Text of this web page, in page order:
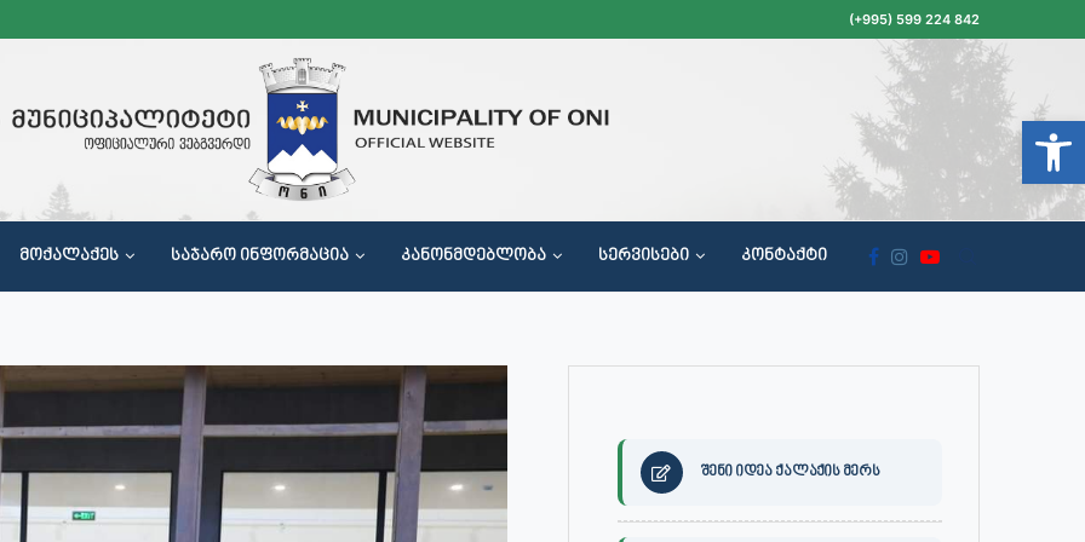
(+995) 599 224 842
ᲛᲝᲥᲐᲚᲐᲥᲔᲡ ᲡᲐᲯᲐᲠᲝ ᲘᲜᲤᲝᲠᲛᲐᲪᲘᲐ ᲙᲐᲜᲝᲜᲛᲓᲔᲑᲚᲝᲑᲐ ᲡᲔᲠᲕᲘᲡᲔᲑᲘ ᲙᲝᲜᲢᲐᲥᲢᲘ
შენი იდეა ქალაქის მერს